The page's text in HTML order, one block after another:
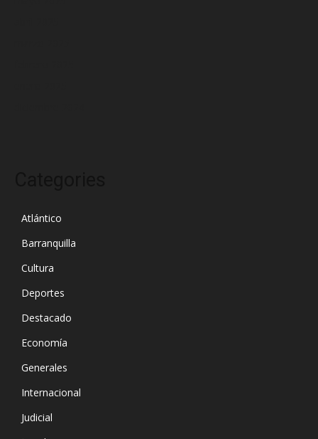
Atlántico
Barranquilla
Cultura
Deportes
Destacado
Economía
Generales
Internacional
Judicial